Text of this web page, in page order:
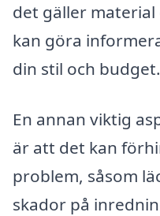
det gäller material
kan göra
din stil och budget.
En annan viktig
är att det kan
problem, såsom
skador på